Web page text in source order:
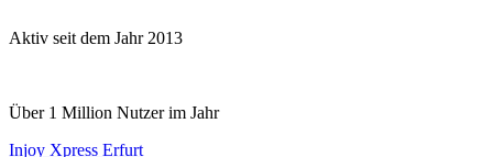
Aktiv seit dem Jahr 2013
Über 1 Million Nutzer im Jahr
Injoy Xpress Erfurt